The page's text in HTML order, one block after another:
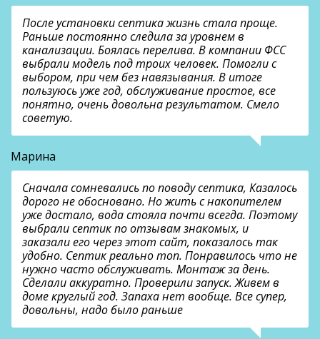
После установки септика жизнь стала проще.
Раньше постоянно следила за уровнем в
канализации. Боялась перелива. В компании ФСС
выбрали модель под троих человек. Помогли с
выбором, при чем без навязывания. В итоге
пользуюсь уже год, обслуживание простое, все
понятно, очень довольна результатом. Смело
советую.
Марина
Сначала сомневались по поводу септика, Казалось
дорого не обосновано. Но жить с накопителем
уже достало, вода стояла почти всегда. Поэтому
выбрали септик по отзывам знакомых, и
заказали его через этот сайт, показалось так
удобно. Септик реально топ. Понравилось что не
нужно часто обслуживать. Монтаж за день.
Сделали аккуратно. Проверили запуск. Живем в
доме круглый год. Запаха нет вообще. Все супер,
довольны, надо было раньше